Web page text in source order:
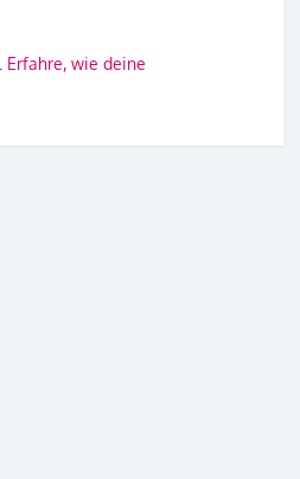
Erfahre, wie deine